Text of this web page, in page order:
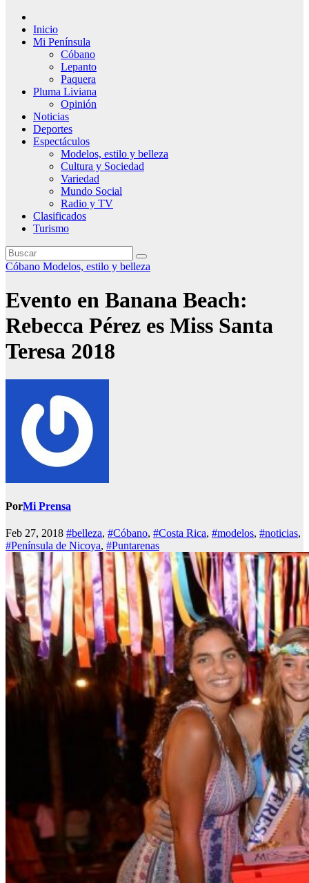
Inicio
Mi Península
Cóbano
Lepanto
Paquera
Pluma Liviana
Opinión
Noticias
Deportes
Espectáculos
Modelos, estilo y belleza
Cultura y Sociedad
Variedad
Mundo Social
Radio y TV
Clasificados
Turismo
Cóbano Modelos, estilo y belleza
Evento en Banana Beach:
Rebecca Pérez es Miss Santa
Teresa 2018
PorMi Prensa
Feb 27, 2018 #belleza, #Cóbano, #Costa Rica, #modelos, #noticias,
#Península de Nicoya, #Puntarenas